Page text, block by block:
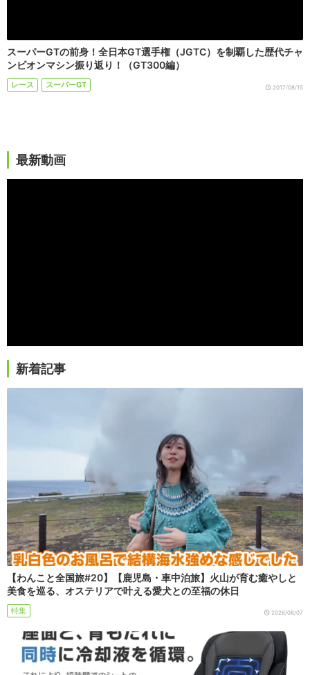
スーパーGTの前身！全日本GT選手権（JGTC）を制覇した歴代チャ
ンピオンマシン振り返り！（GT300編）
レース スーパーGT 2017/08/15
最新動画
新着記事
【わんこと全国旅#20】【鹿児島・車中泊旅】火山が育む癒やしと
美食を巡る、オステリアで叶える愛犬との至福の休日
特集 2026/08/07